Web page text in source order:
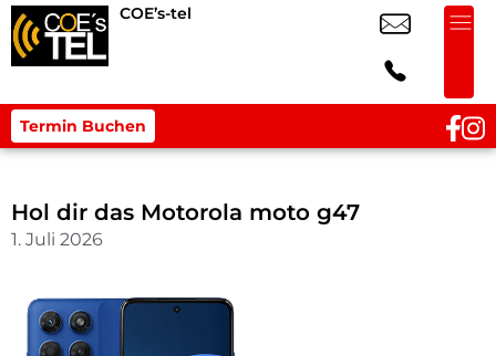
COE’s-tel
Termin Buchen
Hol dir das Motorola moto g47
1. Juli 2026